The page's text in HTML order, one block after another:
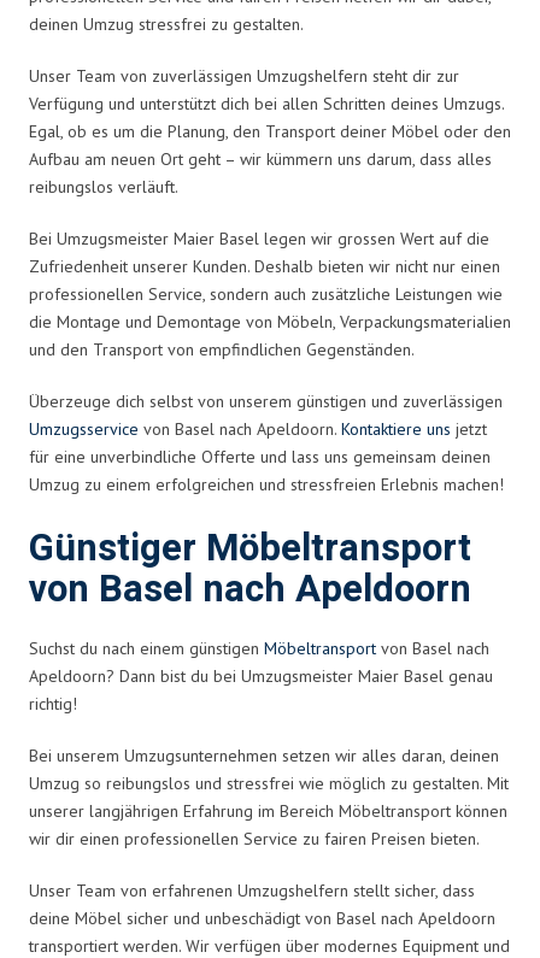
deinen Umzug stressfrei zu gestalten.
Unser Team von zuverlässigen Umzugshelfern steht dir zur
Verfügung und unterstützt dich bei allen Schritten deines Umzugs.
Egal, ob es um die Planung, den Transport deiner Möbel oder den
Aufbau am neuen Ort geht – wir kümmern uns darum, dass alles
reibungslos verläuft.
Bei Umzugsmeister Maier Basel legen wir grossen Wert auf die
Zufriedenheit unserer Kunden. Deshalb bieten wir nicht nur einen
professionellen Service, sondern auch zusätzliche Leistungen wie
die Montage und Demontage von Möbeln, Verpackungsmaterialien
und den Transport von empfindlichen Gegenständen.
Überzeuge dich selbst von unserem günstigen und zuverlässigen
Umzugsservice von Basel nach Apeldoorn. Kontaktiere uns jetzt
für eine unverbindliche Offerte und lass uns gemeinsam deinen
Umzug zu einem erfolgreichen und stressfreien Erlebnis machen!
Günstiger Möbeltransport
von Basel nach Apeldoorn
Suchst du nach einem günstigen Möbeltransport von Basel nach
Apeldoorn? Dann bist du bei Umzugsmeister Maier Basel genau
richtig!
Bei unserem Umzugsunternehmen setzen wir alles daran, deinen
Umzug so reibungslos und stressfrei wie möglich zu gestalten. Mit
unserer langjährigen Erfahrung im Bereich Möbeltransport können
wir dir einen professionellen Service zu fairen Preisen bieten.
Unser Team von erfahrenen Umzugshelfern stellt sicher, dass
deine Möbel sicher und unbeschädigt von Basel nach Apeldoorn
transportiert werden. Wir verfügen über modernes Equipment und